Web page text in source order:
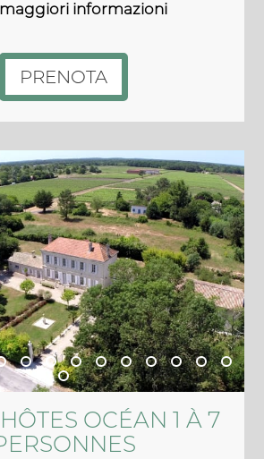
maggiori informazioni
PRENOTA
OCÉAN 1 À 7